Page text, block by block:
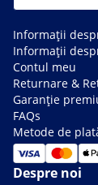
Informații
Informații
Contul meu
Returnare &
Garanție
FAQs
Metode de
Despre noi